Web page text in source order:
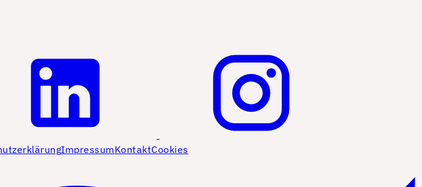
ImpressumKontaktCookies